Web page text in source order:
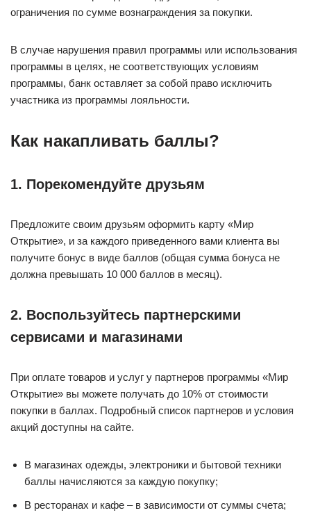
ограничения по сумме вознаграждения за покупки.
В случае нарушения правил программы или использования
программы в целях, не соответствующих условиям
программы, банк оставляет за собой право исключить
участника из программы лояльности.
Как накапливать баллы?
1. Порекомендуйте друзьям
Предложите своим друзьям оформить карту «Мир
Открытие», и за каждого приведенного вами клиента вы
получите бонус в виде баллов (общая сумма бонуса не
должна превышать 10 000 баллов в месяц).
2. Воспользуйтесь партнерскими
сервисами и магазинами
При оплате товаров и услуг у партнеров программы «Мир
Открытие» вы можете получать до 10% от стоимости
покупки в баллах. Подробный список партнеров и условия
акций доступны на сайте.
В магазинах одежды, электроники и бытовой техники
баллы начисляются за каждую покупку;
В ресторанах и кафе – в зависимости от суммы счета;